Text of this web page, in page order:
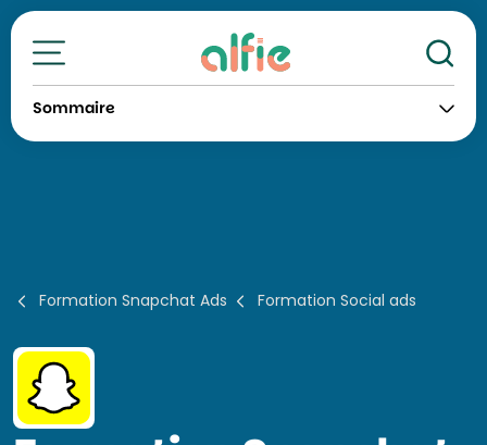
Toutes nos formations
Sommaire
Formation Snapchat Ads Formation Social ads